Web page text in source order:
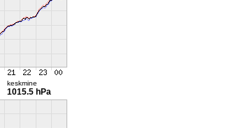
keskmine
1015.5 hPa